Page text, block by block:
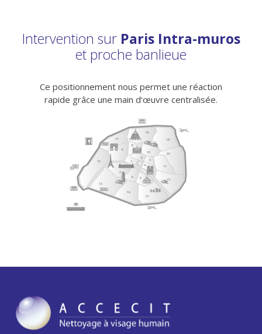
Intervention sur Paris Intra-muros
et proche banlieue
Ce positionnement nous permet une réaction
rapide grâce une main d‘œuvre centralisée.